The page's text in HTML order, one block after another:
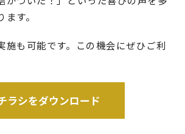
す。
施も可能です。この機会にぜひご利
ラシをダウンロード